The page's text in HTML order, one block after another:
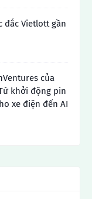
đắc Vietlott gần
của
khởi động pin
xe điện đến AI